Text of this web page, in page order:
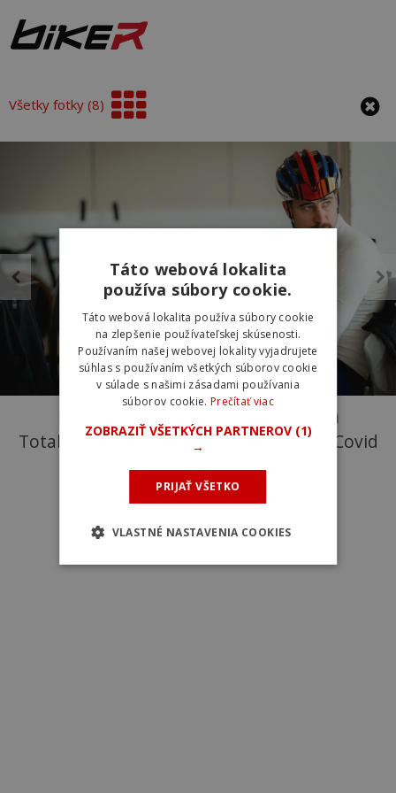
Všetky fotky (8)
Prvý tréning Petra Sagana s tímom
TotalEnergies po prekonaní ochorenia Covid
-19.
Táto webová lokalita
používa súbory cookie.
Táto webová lokalita používa súbory cookie
na zlepšenie používateľskej skúsenosti.
Používaním našej webovej lokality vyjadrujete
súhlas s používaním všetkých súborov cookie
v súlade s našimi zásadami používania
súborov cookie. Prečítať viac
ZOBRAZIŤ VŠETKÝCH PARTNEROV (1)
→
PRIJAŤ VŠETKO
VLASTNÉ NASTAVENIA COOKIES